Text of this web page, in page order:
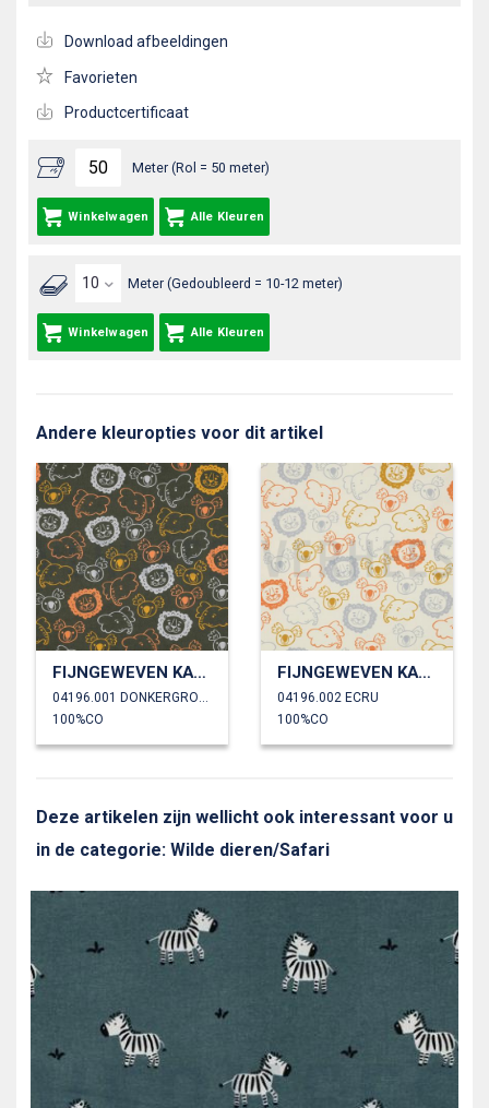
Meter (Rol = 50 meter)
Winkelwagen Alle Kleuren
Meter (Gedoubleerd = 10-12 meter)
Winkelwagen Alle Kleuren
Download afbeeldingen
Favorieten
Productcertificaat
Andere kleuropties voor dit artikel
FIJNGEWEVEN KATOENEN POPLIN SAFARI DIEREN
04196.001 DONKERGROEN
100%CO
FIJNGEWEVEN KATOENEN POPLIN SAFARI DIEREN
04196.002 ECRU
100%CO
Deze artikelen zijn wellicht ook interessant voor u
in de categorie: Wilde dieren/Safari